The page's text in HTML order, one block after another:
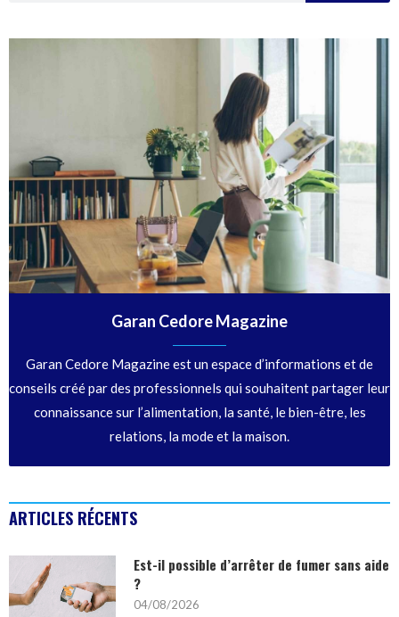
Garan Cedore Magazine
Garan Cedore Magazine est un espace d’informations et de
conseils créé par des professionnels qui souhaitent partager leur
connaissance sur l’alimentation, la santé, le bien-être, les
relations, la mode et la maison.
ARTICLES RÉCENTS
Est-il possible d’arrêter de fumer sans aide
?
04/08/2026